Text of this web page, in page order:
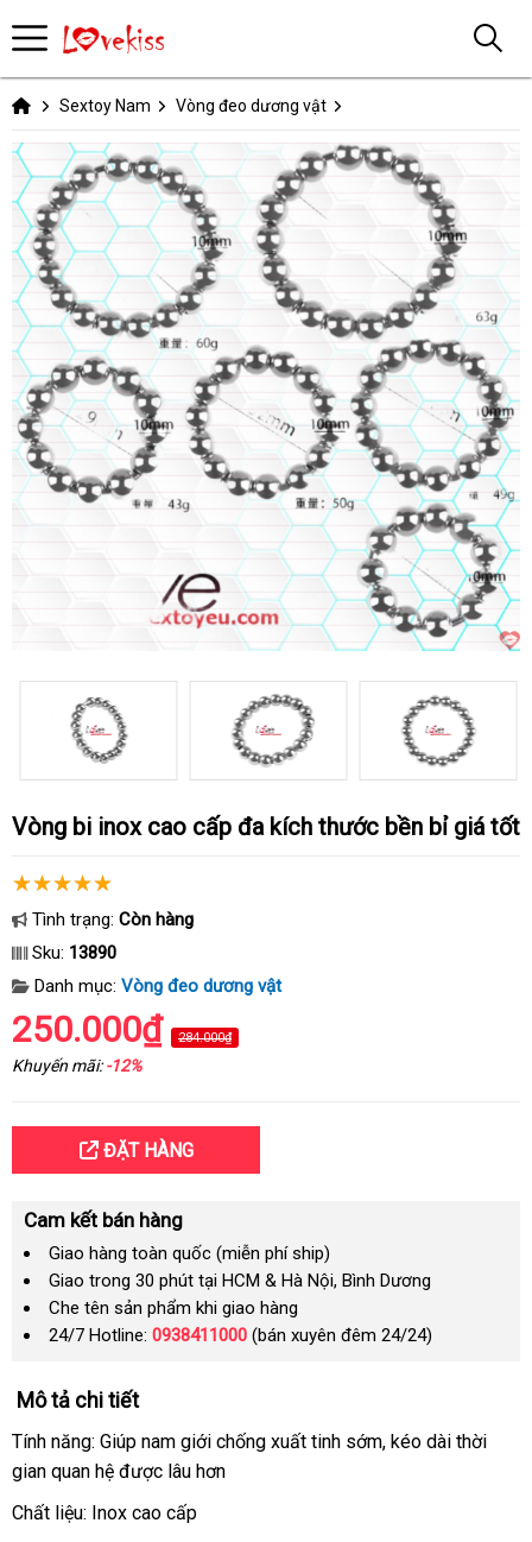
Sextoy Nam Vòng đeo dương vật
Vòng bi inox cao cấp đa kích thước bền bỉ giá tốt
Tình trạng: Còn hàng
Sku: 13890
Danh mục: Vòng đeo dương vật
250.000₫ 284.000₫
Khuyến mãi:-12%
ĐẶT HÀNG
Cam kết bán hàng
Giao hàng toàn quốc (miễn phí ship)
Giao trong 30 phút tại HCM & Hà Nội, Bình Dương
Che tên sản phẩm khi giao hàng
24/7 Hotline: 0938411000 (bán xuyên đêm 24/24)
Mô tả chi tiết
Tính năng: Giúp nam giới chống xuất tinh sớmnơi
, kéo dài thời
gian quan hệ siêu
được lâu hơn
Chất liệu: Inox cao cấp